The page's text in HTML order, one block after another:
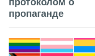
протоколом о
пропаганде